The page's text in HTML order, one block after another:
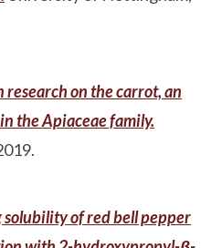
research on the carrot, an
the Apiaceae family.
solubility of red bell pepper